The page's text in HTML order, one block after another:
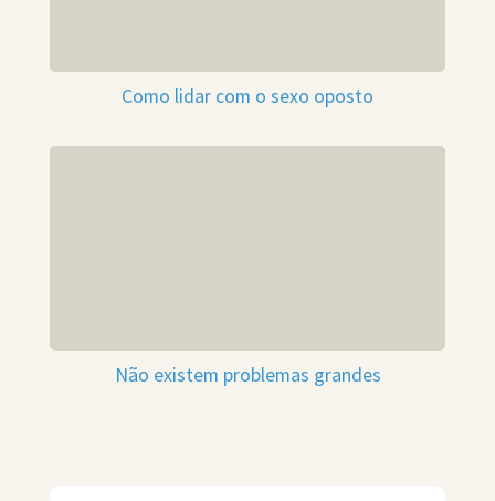
Como lidar com o sexo oposto
Não existem problemas grandes